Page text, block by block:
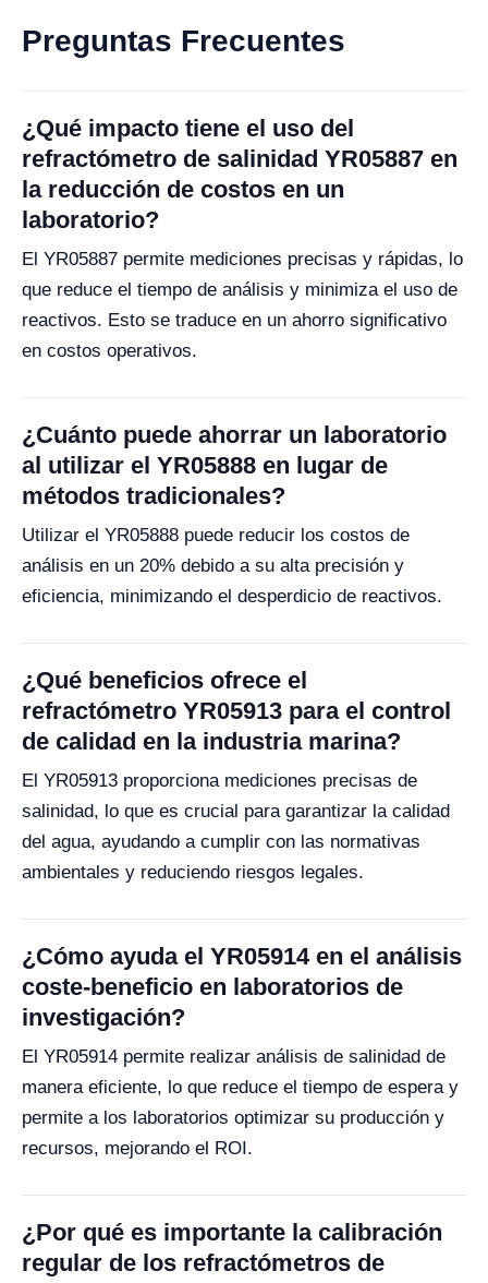
Preguntas Frecuentes
¿Qué impacto tiene el uso del
refractómetro de salinidad YR05887 en
la reducción de costos en un
laboratorio?
El YR05887 permite mediciones precisas y rápidas, lo
que reduce el tiempo de análisis y minimiza el uso de
reactivos. Esto se traduce en un ahorro significativo
en costos operativos.
¿Cuánto puede ahorrar un laboratorio
al utilizar el YR05888 en lugar de
métodos tradicionales?
Utilizar el YR05888 puede reducir los costos de
análisis en un 20% debido a su alta precisión y
eficiencia, minimizando el desperdicio de reactivos.
¿Qué beneficios ofrece el
refractómetro YR05913 para el control
de calidad en la industria marina?
El YR05913 proporciona mediciones precisas de
salinidad, lo que es crucial para garantizar la calidad
del agua, ayudando a cumplir con las normativas
ambientales y reduciendo riesgos legales.
¿Cómo ayuda el YR05914 en el análisis
coste-beneficio en laboratorios de
investigación?
El YR05914 permite realizar análisis de salinidad de
manera eficiente, lo que reduce el tiempo de espera y
permite a los laboratorios optimizar su producción y
recursos, mejorando el ROI.
¿Por qué es importante la calibración
regular de los refractómetros de